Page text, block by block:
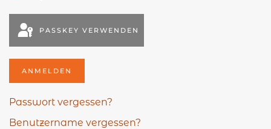
PASSKEY VERWENDEN
ANMELDEN
Passwort vergessen?
Benutzername vergessen?